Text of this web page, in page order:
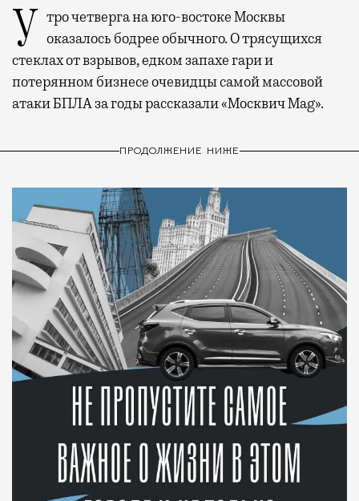
Утро четверга на юго-востоке Москвы
оказалось бодрее обычного. О трясущихся
стеклах от взрывов, едком запахе гари и
потерянном бизнесе очевидцы самой массовой
атаки БПЛА за годы рассказали «Москвич Mag».
ПРОДОЛЖЕНИЕ НИЖЕ